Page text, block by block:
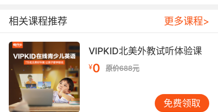
【此段视频献给每一个
妈妈，今天是属于你的节
相关课程推荐 更多课程>
VIPKID北美外教试听体验课
¥0 原价688元
免费领取